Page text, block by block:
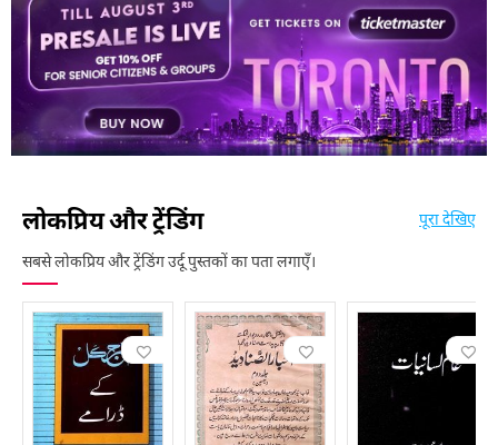
Anees-Ul-Mualijeen
1887
Safi Aurangabadi
1986
Sidq-E-Jaisi
1994
लोकप्रिय और ट्रेंडिंग
सबसे लोकप्रिय और ट्रेंडिंग उर्दू पुस्तकों का पता लगाएँ।
पूरा देखिए